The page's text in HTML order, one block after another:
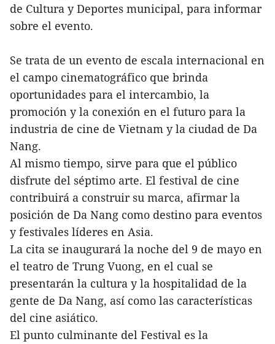
de Cultura y Deportes municipal, para informar
sobre el evento.
Se trata de un evento de escala internacional en
el campo cinematográfico que brinda
oportunidades para el intercambio, la
promoción y la conexión en el futuro para la
industria de cine de Vietnam y la ciudad de Da
Nang.
Al mismo tiempo, sirve para que el público
disfrute del séptimo arte. El festival de cine
contribuirá a construir su marca, afirmar la
posición de Da Nang como destino para eventos
y festivales líderes en Asia.
La cita se inaugurará la noche del 9 de mayo en
el teatro de Trung Vuong, en el cual se
presentarán la cultura y la hospitalidad de la
gente de Da Nang, así como las características
del cine asiático.
El punto culminante del Festival es la